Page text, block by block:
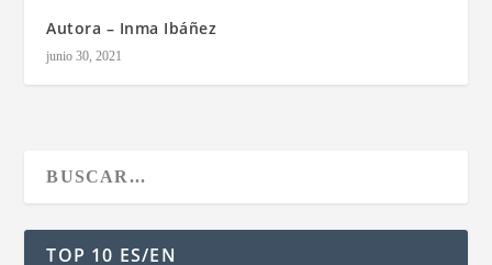
Autora – Inma Ibáñez
junio 30, 2021
TOP 10 ES/EN